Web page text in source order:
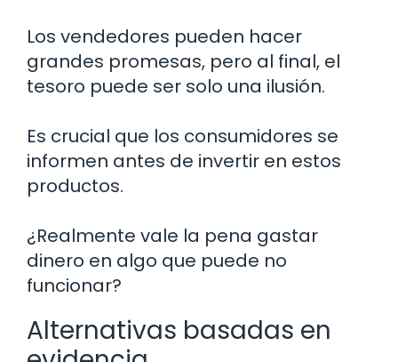
Los vendedores pueden hacer
grandes promesas, pero al final, el
tesoro puede ser solo una ilusión.
Es crucial que los consumidores se
informen antes de invertir en estos
productos.
¿Realmente vale la pena gastar
dinero en algo que puede no
funcionar?
Alternativas basadas en